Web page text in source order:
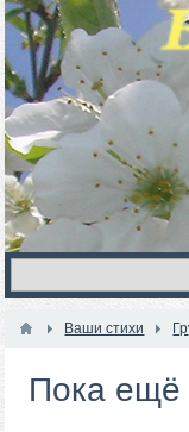
Ваши стихи
Пока ещё